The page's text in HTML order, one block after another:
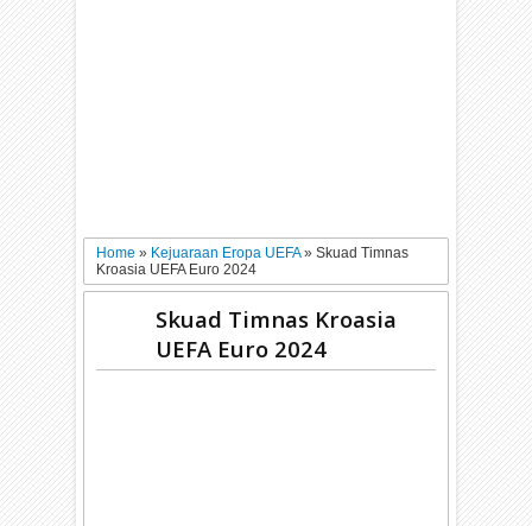
Home» Kejuaraan Eropa UEFA»Skuad Timnas
Kroasia UEFA Euro 2024
Skuad Timnas Kroasia
UEFA Euro 2024